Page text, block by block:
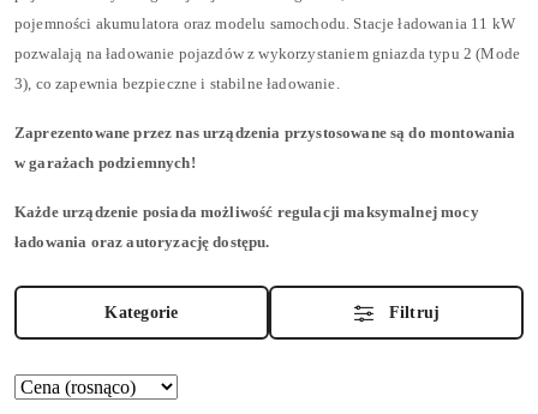
pojemności akumulatora oraz modelu samochodu. Stacje ładowania 11 kW
pozwalają na ładowanie pojazdów z wykorzystaniem gniazda typu 2 (Mode
3), co zapewnia bezpieczne i stabilne ładowanie.
Zaprezentowane przez nas urządzenia przystosowane są do montowania
w garażach podziemnych!
Każde urządzenie posiada możliwość regulacji maksymalnej mocy
ładowania oraz autoryzację dostępu.
Kategorie Filtruj
Zastosowano
Sortuj